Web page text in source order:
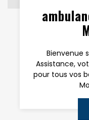
Bienvenue
Assistance,
pour tous vos